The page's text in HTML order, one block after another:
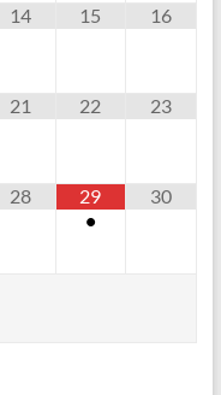
14 15 16
21 22 23
28
29
•
30